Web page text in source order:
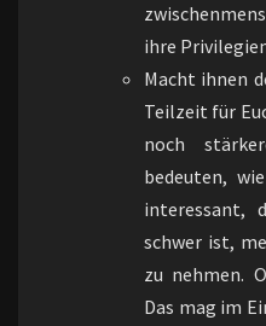
ihre
Macht ihnen
Teilzeit für
noch
bedeuten,
interessant,
schwer ist,
zu nehmen.
Das mag im